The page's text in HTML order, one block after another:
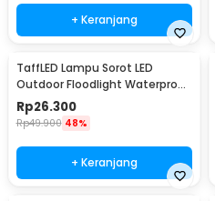
+ Keranjang
TaffLED Lampu Sorot LED
Outdoor Floodlight Waterproof
Cool White 50W - A8
Rp26.300
Rp49.900 48%
+ Keranjang